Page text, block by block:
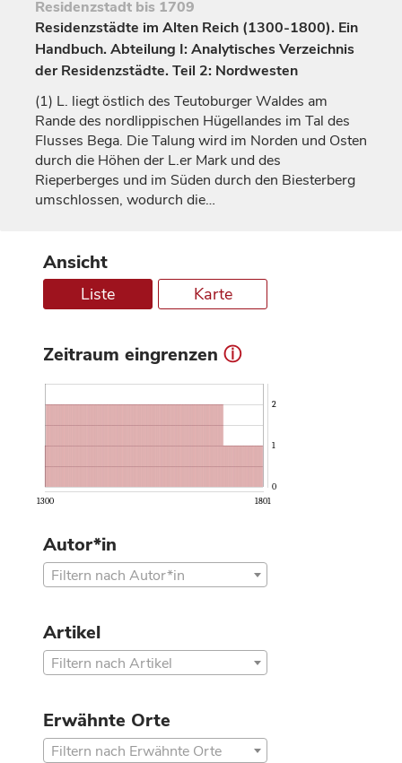
Residenzstadt bis 1709
Residenzstädte im Alten Reich (1300-1800). Ein
Handbuch. Abteilung I: Analytisches Verzeichnis
der Residenzstädte. Teil 2: Nordwesten
(1) L. liegt östlich des Teutoburger Waldes am
Rande des nordlippischen Hügellandes im Tal des
Flusses Bega. Die Talung wird im Norden und Osten
durch die Höhen der L.er Mark und des
Rieperberges und im Süden durch den Biesterberg
umschlossen, wodurch die…
Ansicht
Liste Karte
Zeitraum eingrenzen ⓘ
1300 1801
0
1
2
Autor*in
Filtern nach Autor*in
Artikel
Filtern nach Artikel
Erwähnte Orte
Filtern nach Erwähnte Orte